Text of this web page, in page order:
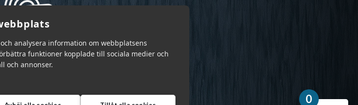
analysera information om webbplatsens
funktioner kopplade till sociala medier och
och annonser.
0